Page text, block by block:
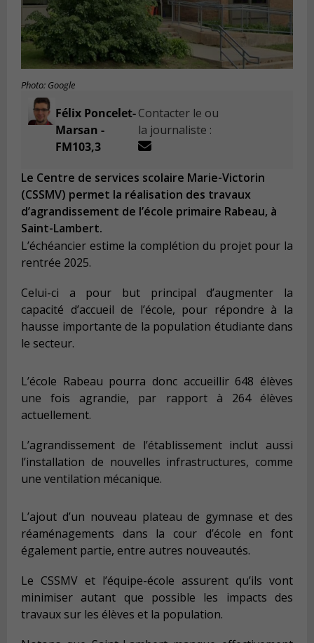
Photo: Google
Félix Poncelet-
Marsan -
FM103,3
Contacter le ou
la journaliste :
Le Centre de services scolaire Marie-Victorin
(CSSMV) permet la réalisation des travaux
d’agrandissement de l’école primaire Rabeau, à
Saint-Lambert.
L’échéancier estime la complétion du projet pour la
rentrée 2025.
Celui-ci a pour but principal d’augmenter la
capacité d’accueil de l’école, pour répondre à la
hausse importante de la population étudiante dans
le secteur.
L’école Rabeau pourra donc accueillir 648 élèves
une fois agrandie, par rapport à 264 élèves
actuellement.
L’agrandissement de l’établissement inclut aussi
l’installation de nouvelles infrastructures, comme
une ventilation mécanique.
L’ajout d’un nouveau plateau de gymnase et des
réaménagements dans la cour d’école en font
également partie, entre autres nouveautés.
Le CSSMV et l’équipe-école assurent qu’ils vont
minimiser autant que possible les impacts des
travaux sur les élèves et la population.